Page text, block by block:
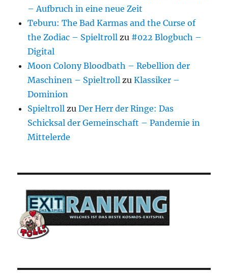
– Aufbruch in eine neue Zeit
Teburu: The Bad Karmas and the Curse of
the Zodiac – Spieltroll zu #022 Blogbuch –
Digital
Moon Colony Bloodbath – Rebellion der
Maschinen – Spieltroll zuKlassiker –
Dominion
Spieltroll zuDer Herr der Ringe: Das
Schicksal der Gemeinschaft – Pandemie in
Mittelerde